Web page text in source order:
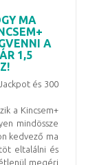
MA
A
1,5
és 300
a Kincsem+
mindössze
kedvező ma
eltalálni és
megéri